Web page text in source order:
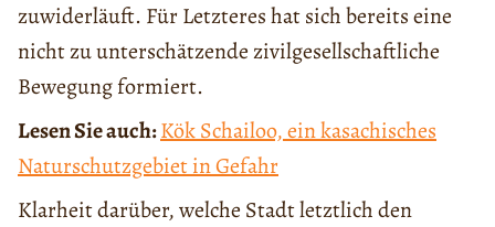
zuwiderläuft. Für Letzteres hat sich bereits eine
nicht zu unterschätzende zivilgesellschaftliche
Bewegung formiert.
Lesen Sie auch:Kök Schailoo, ein kasachisches
Naturschutzgebiet in Gefahr
Klarheit darüber, welche Stadt letztlich den